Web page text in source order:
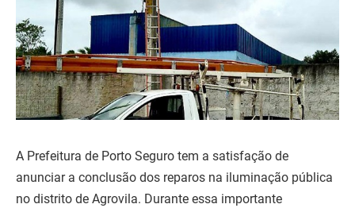
A Prefeitura de Porto Seguro tem a satisfação de
anunciar a conclusão dos reparos na iluminação pública
no distrito de Agrovila. Durante essa importante